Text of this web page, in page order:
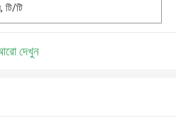
টি/টি
দেখুন